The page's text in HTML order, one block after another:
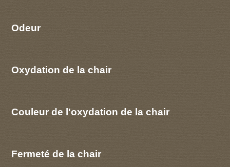
Odeur
Oxydation de la chair
Couleur de l'oxydation de la chair
Fermeté de la chair